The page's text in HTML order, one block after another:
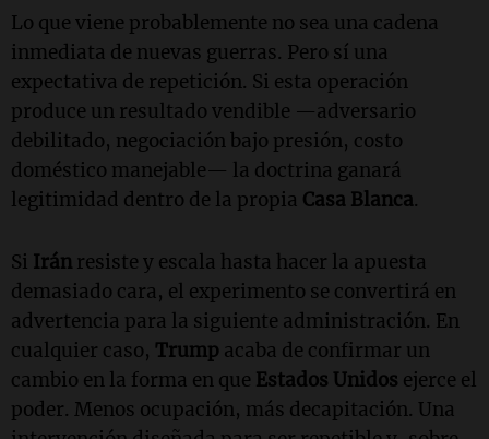
Lo que viene probablemente no sea una cadena
inmediata de nuevas guerras. Pero sí una
expectativa de repetición. Si esta operación
produce un resultado vendible —adversario
debilitado, negociación bajo presión, costo
doméstico manejable— la doctrina ganará
legitimidad dentro de la propia Casa Blanca.
Si Irán resiste y escala hasta hacer la apuesta
demasiado cara, el experimento se convertirá en
advertencia para la siguiente administración. En
cualquier caso, Trump acaba de confirmar un
cambio en la forma en que Estados Unidos ejerce el
poder. Menos ocupación, más decapitación. Una